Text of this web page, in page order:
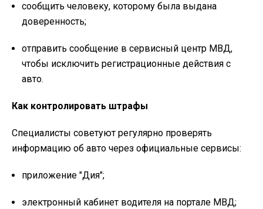
сообщить человеку, которому была выдана
доверенность;
отправить сообщение в сервисный центр МВД,
чтобы исключить регистрационные действия с
авто.
Как контролировать штрафы
Специалисты советуют регулярно проверять
информацию об авто через официальные сервисы:
приложение "Дия";
электронный кабинет водителя на портале МВД;